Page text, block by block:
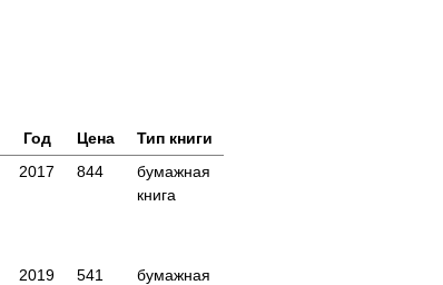
Год Цена
Тип книги
2017 844
бумажная
книга
2019 541
бумажная